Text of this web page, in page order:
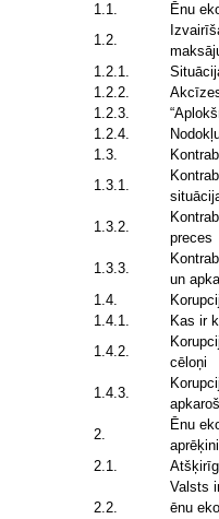
1.1.
Ēnu
1.2.
1.2.1.
1.2.2.
1.2.3.
1.2.4.
1.3.
1.3.1.
1.3.2.
preces
1.3.3.
un
1.4.
1.4.1.
Kas ir
1.4.2.
cēloņi
1.4.3.
2.
Ēnu
aprēķini
2.1.
2.2.
Valsts
ēnu